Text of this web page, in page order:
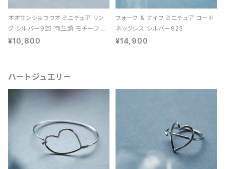
オオサンショウウオ ミニチュア リン
グ シルバー925 両生類 モチーフ レ
ディース ユニセックス
¥10,800
フォーク & ナイフ ミニチュア コード
ネックレス シルバー925
¥14,900
ハートジュエリー